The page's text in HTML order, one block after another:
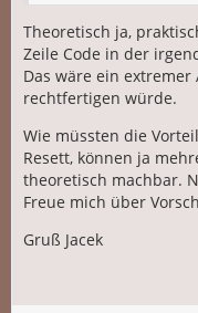
Theoretisch ja,
Zeile Code in der
Das wäre ein
rechtfertigen würde.
Wie müssten die
Resett, können ja
theoretisch machbar.
Freue mich über
Gruß Jacek